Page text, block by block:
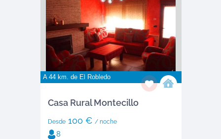
A 44 km. de El Robledo
Casa Rural Montecillo
Desde100 € / noche
8